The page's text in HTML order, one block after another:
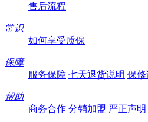
售后流程
常识
如何享受质保
保障
服务保障 七天退货说明 保修
帮助
商务合作 分销加盟 严正声明